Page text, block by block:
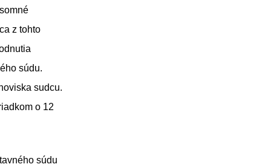
z tohto
súdu.
sudcu.
o 12
súdu